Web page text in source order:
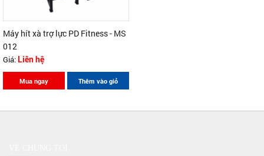
Máy hít xà trợ lực PD Fitness - MS
012
Giá: Liên hệ
Mua ngay Thêm vào giỏ